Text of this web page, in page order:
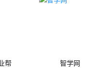
帮 智学网